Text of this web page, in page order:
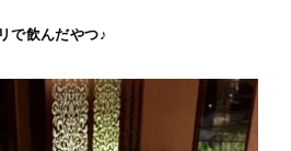
で飲んだやつ♪